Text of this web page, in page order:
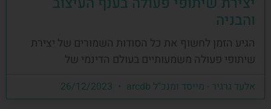
והבניה
הגיע הזמן לחשוף את כל הסודות השמורים של יצירת
שיתופי פעולה משמעותיים בעולם הדינמי של
אלעד גרגיר - מייסד ומנכ"ל arcdb